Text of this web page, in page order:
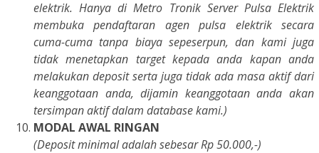
elektrik. Hanya di Metro Tronik Server Pulsa Elektrik
membuka pendaftaran agen pulsa elektrik secara
cuma-cuma tanpa biaya sepeserpun, dan kami juga
tidak menetapkan target kepada anda kapan anda
melakukan deposit serta juga tidak ada masa aktif dari
keanggotaan anda, dijamin keanggotaan anda akan
tersimpan aktif dalam database kami.)
MODAL AWAL RINGAN
(Deposit minimal adalah sebesar Rp 50.000,-)